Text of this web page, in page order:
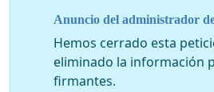
Anuncio del administrador
Hemos cerrado esta
eliminado la información
firmantes.